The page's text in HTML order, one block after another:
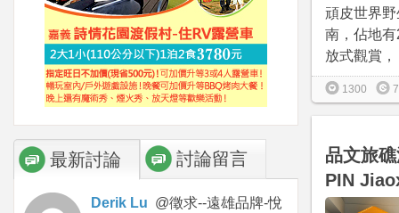
最新討論 討論留言
Derik Lu @徵求--遠雄品牌-悅
頑皮世界
南，佔地
放式觀賞
1300
品文旅
PIN